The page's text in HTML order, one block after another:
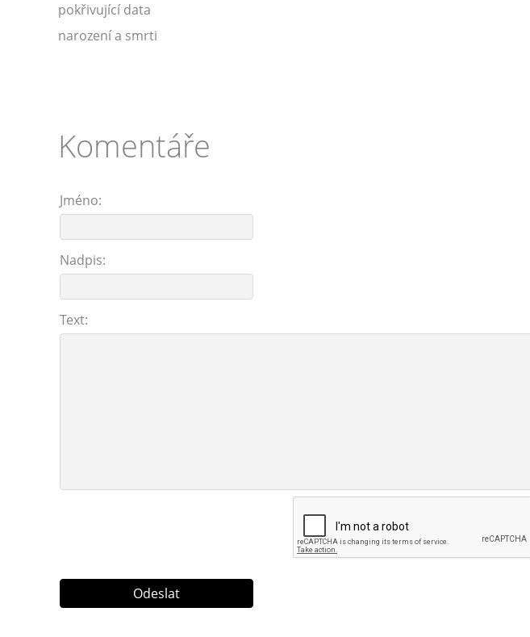
pokřivující data
narození a smrti
Komentáře
Jméno:
Nadpis:
Text: